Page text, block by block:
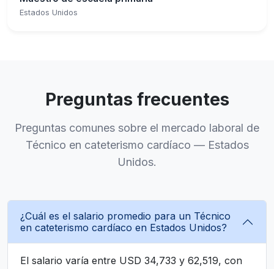
Estados Unidos
Preguntas frecuentes
Preguntas comunes sobre el mercado laboral de
Técnico en cateterismo cardíaco — Estados
Unidos.
¿Cuál es el salario promedio para un Técnico
en cateterismo cardíaco en Estados Unidos?
El salario varía entre USD 34,733 y 62,519, con